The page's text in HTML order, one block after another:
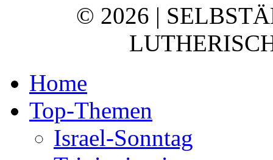
© 2026 |
Home
Top-Themen
Israel-Sonntag